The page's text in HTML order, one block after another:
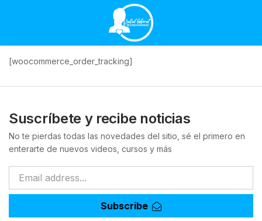
[woocommerce_order_tracking]
Suscríbete y recibe noticias
No te pierdas todas las novedades del sitio, sé el primero en
enterarte de nuevos videos, cursos y más
Subscribe